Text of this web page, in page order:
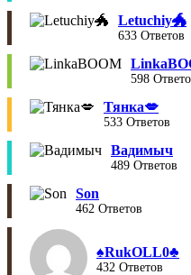
Letuchiy🐲
633 Ответов
598
Тянка💋
533 Ответов
Вадимыч
489 Ответов
Son
462 Ответов
♠︎RukOLL0♣︎
432 Ответов